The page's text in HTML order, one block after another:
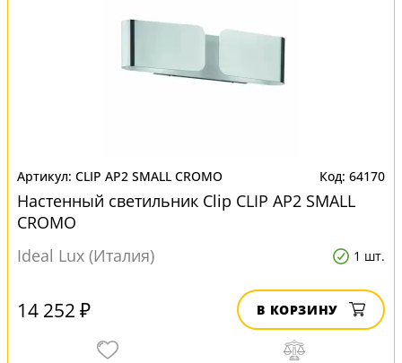
CLIP AP2 SMALL CROMO 64170
Настенный светильник Clip CLIP AP2 SMALL
CROMO
Ideal Lux (Италия)
1 шт.
14 252 ₽ В КОРЗИНУ